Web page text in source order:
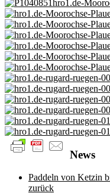
News
Paddeln von Ketzin
zurück